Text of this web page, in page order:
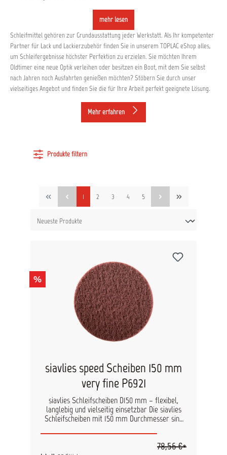
mehr lesen
Schleifmittel gehören zur Grundausstattung jeder Werkstatt. Als Ihr kompetenter
Partner für Lack und Lackierzubehör finden Sie in unserem TOPLAC eShop alles,
um Schleifergebnisse höchster Perfektion zu erzielen. Sie möchten Ihrem
Oldtimer eine neue Optik verleihen oder besitzen ein Boot, mit dem Sie selbst
nach Jahren noch Ausfahrten genießen möchten? Stöbern Sie durch unser
vielseitiges Angebot und finden Sie die für Ihre Arbeit perfekt geeignete Lösung.
Mehr erfahren
Produkte filtern
1 2 3 4 5
%
siavlies speed Scheiben 150 mm
very fine P6921
siavlies Schleifscheiben D150 mm – flexibel,
langlebig und vielseitig einsetzbar Die siavlies
Schleifscheiben mit 150 mm Durchmesser sind
Oberflächenbearbeitung im Hand- und
Handmaschinenschliff. Durch ihre hohe78,56 €*